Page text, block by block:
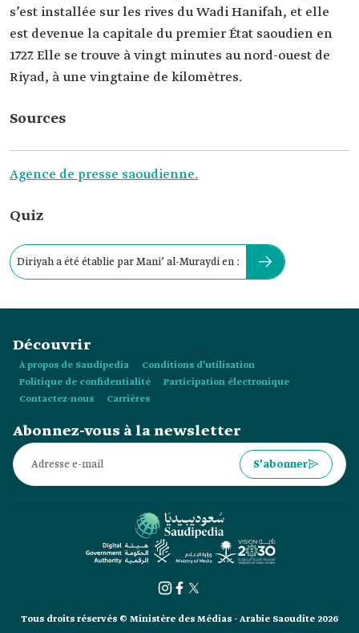
s’est installée sur les rives du Wadi Hanifah, et elle
est devenue la capitale du premier État saoudien en
1727. Elle se trouve à vingt minutes au nord-ouest de
Riyad, à une vingtaine de kilomètres.
Sources
Agence de presse saoudienne.
Quiz
Diriyah a été établie par Mani’ al-Muraydi en :
Découvrir
À propos de Saudipedia
Conditions d’utilisation
Politique de confidentialité
Participation électronique
Contactez-nous
Carrières
Abonnez-vous à la newsletter
S’abonner
Tous droits réservés © Ministère des Médias - Arabie Saoudite 2026